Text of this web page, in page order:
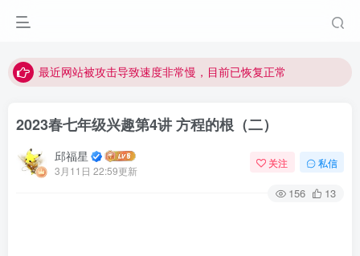
最近网站被攻击导致速度非常慢，目前已恢复正常
2023春七年级兴趣第4讲 方程的根（二）
邱福星
3月11日 22:59更新
关注 私信
156 13